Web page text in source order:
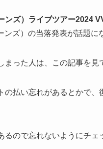
ンズ）ライブツアー2024
ンズ）の当落発表が話題に
まった人は、この記事を見
の払い忘れがあるとかで
るので忘れないようにチェ